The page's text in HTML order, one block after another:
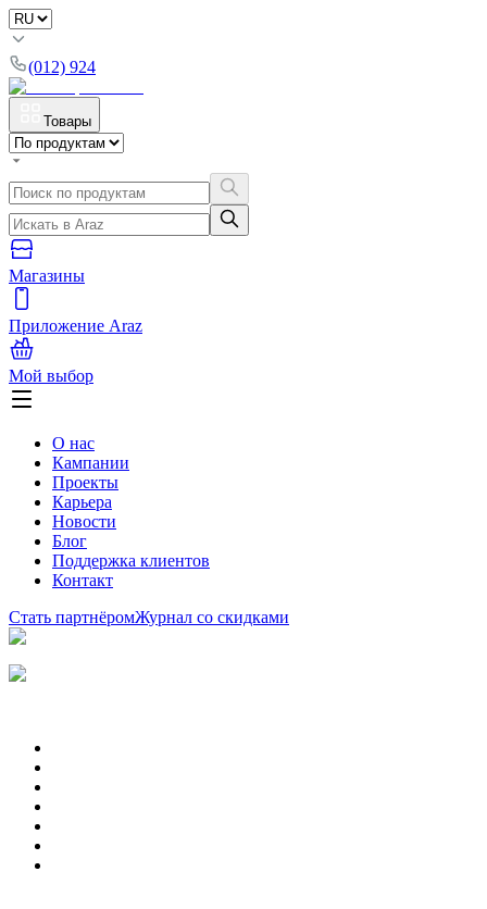
(012) 924
Товары
Магазины
Приложение Araz
Мой выбор
О нас
Кампании
Проекты
Карьера
Новости
Блог
Поддержка клиентов
Контакт
Стать партнёромЖурнал со скидками